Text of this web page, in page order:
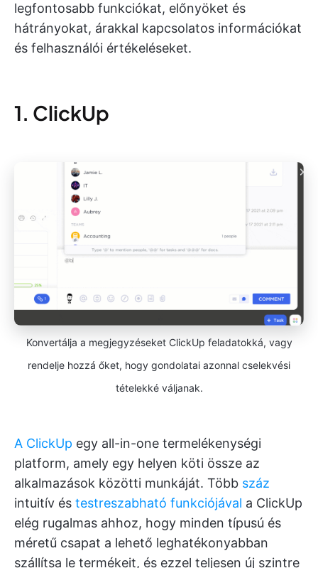
legfontosabb funkciókat, előnyöket és
hátrányokat, árakkal kapcsolatos információkat
és felhasználói értékeléseket.
1. ClickUp
Konvertálja a megjegyzéseket ClickUp feladatokká, vagy
rendelje hozzá őket, hogy gondolatai azonnal cselekvési
tételekké váljanak.
A ClickUp egy all-in-one termelékenységi
platform, amely egy helyen köti össze az
alkalmazások közötti munkáját. Több száz
intuitív és testreszabható funkciójával a ClickUp
elég rugalmas ahhoz, hogy minden típusú és
méretű csapat a lehető leghatékonyabban
szállítsa le termékeit, és ezzel teljesen új szintre